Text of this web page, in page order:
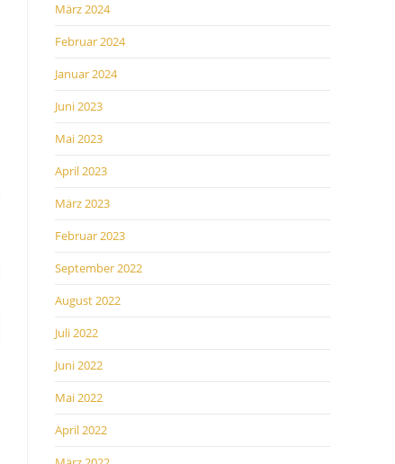
März 2024
Februar 2024
Januar 2024
Juni 2023
Mai 2023
April 2023
März 2023
Februar 2023
September 2022
August 2022
Juli 2022
Juni 2022
Mai 2022
April 2022